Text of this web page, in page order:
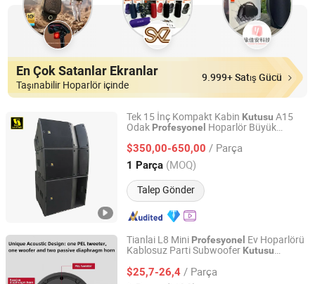
En Çok Satanlar Ekranlar
Taşınabilir Hoparlör içinde
9.999+ Satış Gücü
Tek 15 İnç Kompakt Kabin Kutusu A15
Odak Profesyonel Hoparlör Büyük
$350,00-650,00 / Parça
1 Parça (MOQ)
Talep Gönder
Sanway Audio Equipment Co., Ltd.
Guangdong, China Fiyat 2020
Tianlai L8 Mini Profesyonel Ev Hoparlörü
Kablosuz Parti Subwoofer Kutusu
$25,7-26,4 / Parça
Taizhou Tianlai Youyang Electronic Technology Co., Ltd.